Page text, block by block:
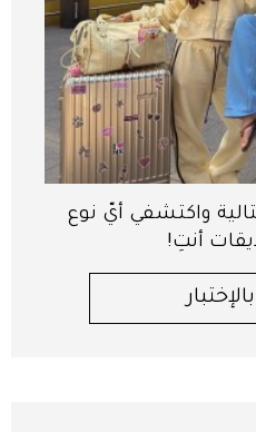
واكتشفي أيّ نوع
أنتِ!